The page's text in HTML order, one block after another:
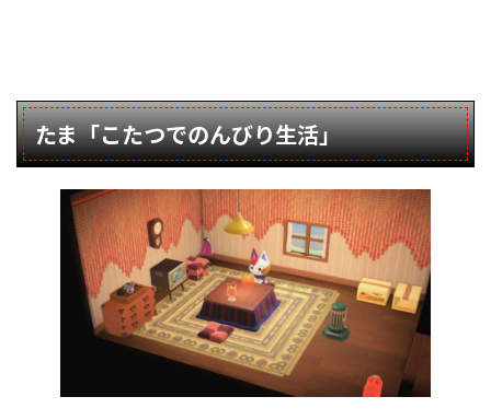
たま「こたつでのんびり生活」